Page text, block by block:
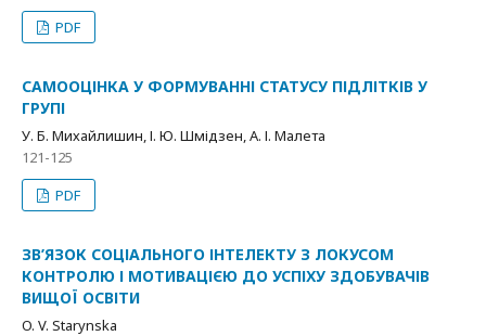
PDF
САМООЦІНКА У ФОРМУВАННІ СТАТУСУ ПІДЛІТКІВ У
ГРУПІ
У. Б. Михайлишин, І. Ю. Шмідзен, А. І. Малета
121-125
PDF
ЗВ’ЯЗОК СОЦІАЛЬНОГО ІНТЕЛЕКТУ З ЛОКУСОМ
КОНТРОЛЮ І МОТИВАЦІЄЮ ДО УСПІХУ ЗДОБУВАЧІВ
ВИЩОЇ ОСВІТИ
O. V. Starynska